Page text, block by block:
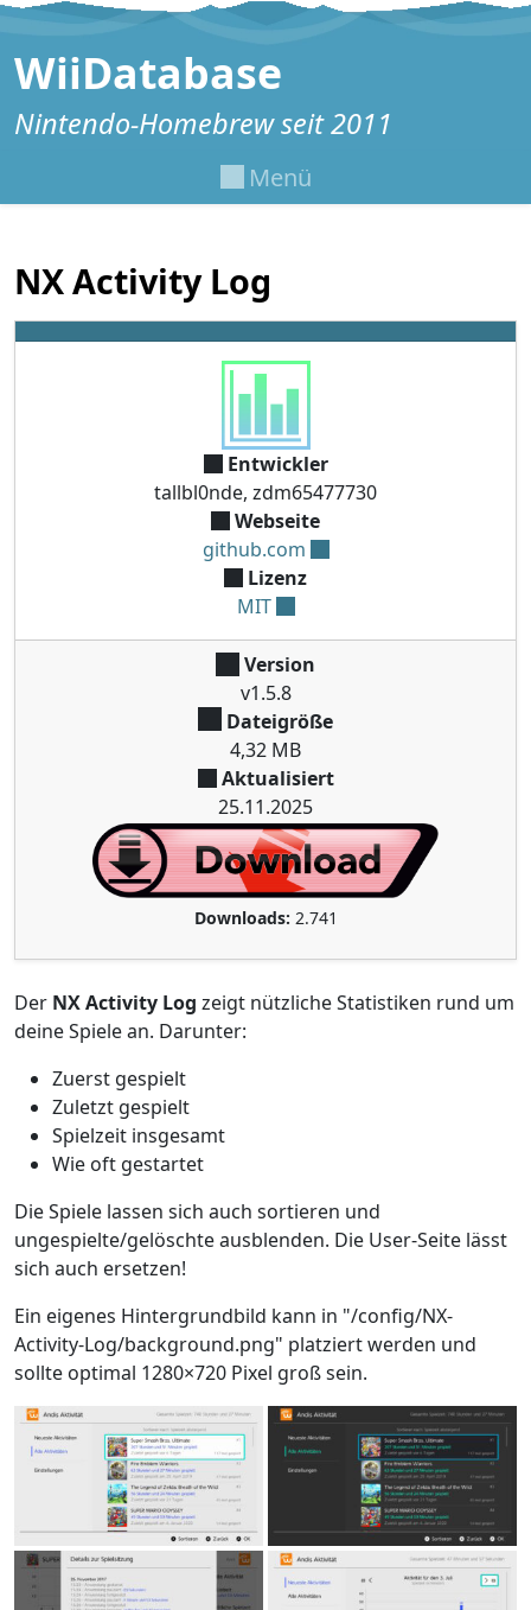
Zum Inhalt springen
WiiDatabase
Nintendo-Homebrew seit 2011
Menü
NX Activity Log
Entwickler
tallbl0nde, zdm65477730
Webseite
github.com
Lizenz
MIT
Version
v1.5.8
Dateigröße
4,32 MB
Aktualisiert
25.11.2025
Downloads: 2.741
Der NX Activity Log zeigt nützliche Statistiken rund um
deine Spiele an. Darunter:
Zuerst gespielt
Zuletzt gespielt
Spielzeit insgesamt
Wie oft gestartet
Die Spiele lassen sich auch sortieren und
ungespielte/gelöschte ausblenden. Die User-Seite lässt
sich auch ersetzen!
Ein eigenes Hintergrundbild kann in "/config/NX-
Activity-Log/background.png" platziert werden und
sollte optimal 1280×720 Pixel groß sein.